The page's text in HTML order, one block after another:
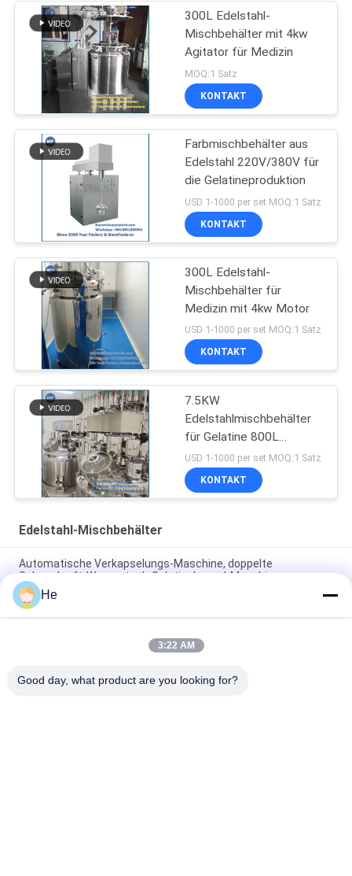
300L Edelstahl-
Mischbehälter mit 4kw
Agitator für Medizin
MOQ:1 Satz
KONTAKT
Farbmischbehälter aus
Edelstahl 220V/380V für
die Gelatineproduktion
USD 1-1000 per set MOQ:1 Satz
KONTAKT
300L Edelstahl-
Mischbehälter für
Medizin mit 4kw Motor
USD 1-1000 per set MOQ:1 Satz
KONTAKT
7.5KW
Edelstahlmischbehälter
für Gelatine 800L
Kapazität
USD 1-1000 per set MOQ:1 Satz
KONTAKT
Edelstahl-Mischbehälter
Automatische Verkapselungs-Maschine, doppelte
Schwerkraft-Wassertank-Gelatinekapsel-Maschine
Edelstahl-Mischbehälter-Holding-Behälter des Gelatine-
Mischer-800L mit Plattform-Entwurf
Mischbehälter-Holding-Behälter des Gelatine-Mischer-800L
He
3:22 AM
Good day, what product are you looking for?